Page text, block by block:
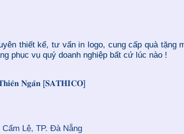
thiết kế, tư vấn in logo, cung cấp quà
phục vụ quý doanh nghiệp bất cứ lúc nào !
𝐍𝐠𝐚̂𝐧 [𝐒𝐀𝐓𝐇𝐈𝐂𝐎]
Lệ, TP. Đà Nẵng